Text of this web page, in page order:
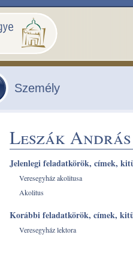
Személy
Leszák András
Jelenlegi feladatkörök, címek,
Veresegyház akolitusa
Akolitus
Korábbi feladatkörök, címek,
Veresegyház lektora